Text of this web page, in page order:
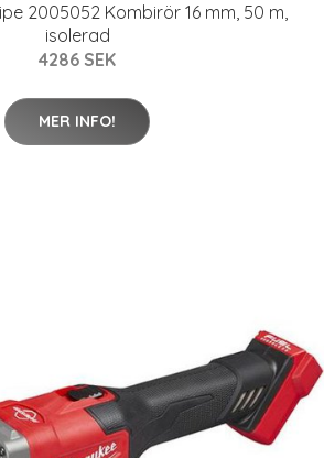
2005052 Kombirör 16 mm, 50 m,
isolerad
4286 SEK
MER INFO!